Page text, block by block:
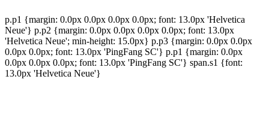
p.p1 {margin: 0.0px 0.0px 0.0px 0.0px; font: 13.0px 'Helvetica
Neue'} p.p2 {margin: 0.0px 0.0px 0.0px 0.0px; font: 13.0px
'Helvetica Neue'; min-height: 15.0px} p.p3 {margin: 0.0px 0.0px
0.0px 0.0px; font: 13.0px 'PingFang SC'} p.p1 {margin: 0.0px
0.0px 0.0px 0.0px; font: 13.0px 'PingFang SC'} span.s1 {font:
13.0px 'Helvetica Neue'}